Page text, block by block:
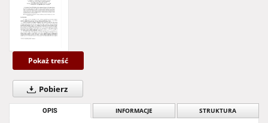
Pokaż treść
Pobierz
OPIS INFORMACJE STRUKTURA